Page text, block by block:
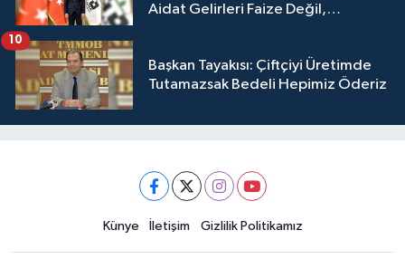
Aidat Gelirleri Faize Değil,
Başkan Tayakısı: Çiftçiyi Üretimde
Tutamazsak Bedeli Hepimiz Öderiz
10
Künye İletişim Gizlilik Politikamız